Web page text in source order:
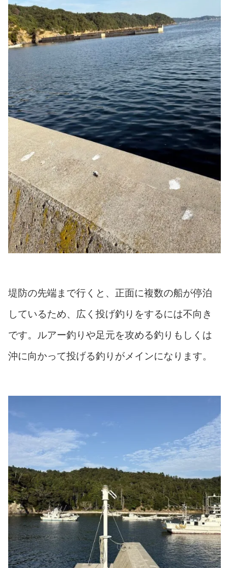
堤防の先端まで行くと、正面に複数の船が停泊
しているため、広く投げ釣りをするには不向き
です。ルアー釣りや足元を攻める釣りもしくは
沖に向かって投げる釣りがメインになります。